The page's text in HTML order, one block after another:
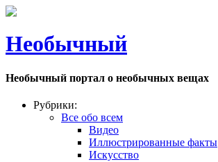
Необычный
Необычный портал о необычных вещах
Рубрики:
Все обо всем
Видео
Иллюстрированные факты
Искусство